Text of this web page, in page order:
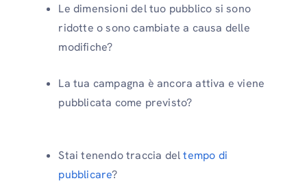
Le dimensioni del tuo pubblico si sono
ridotte o sono cambiate a causa delle
modifiche?
La tua campagna è ancora attiva e viene
pubblicata come previsto?
Stai tenendo traccia deltempo di
pubblicare?